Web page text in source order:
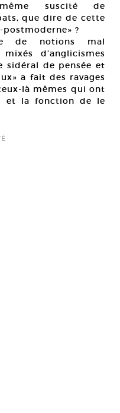
suscité de
que dire de cette
?
de notions mal
d’anglicismes
sidéral de pensée et
a fait des ravages
là mêmes qui ont
et la fonction de le